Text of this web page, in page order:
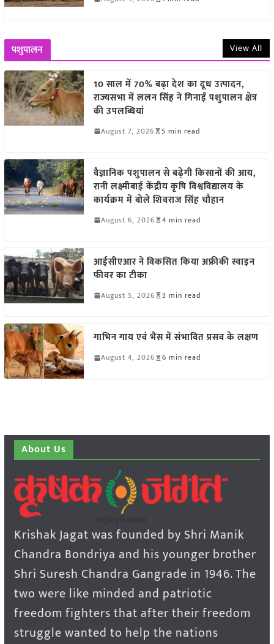
पशुपालन View All
10 साल में 70% बढ़ा देश का दूध उत्पादन,
राज्यसभा में ललन सिंह ने गिनाईं पशुपालन क्षेत्र
की उपलब्धियां
August 7, 2026 5 min read
वैज्ञानिक पशुपालन से बढ़ेगी किसानों की आय,
रानी लक्ष्मीबाई केंद्रीय कृषि विश्वविद्यालय के
कार्यक्रम में बोले शिवराज सिंह चौहान
August 6, 2026 4 min read
आईसीएआर ने विकसित किया अफ्रीकी स्वाइन
फीवर का टीका
August 5, 2026 3 min read
गाभिन गाय एवं भैंस में संभावित प्रसव के लक्षण
August 4, 2026 6 min read
About Us
Krishak Jagat was founded by Shri Manik
Chandra Bondriya and his younger brother
Shri Suresh Chandra Gangrade in 1946. The
two were like minded and patriotic
freedom fighters that after their freedom
struggle wanted to help the nations